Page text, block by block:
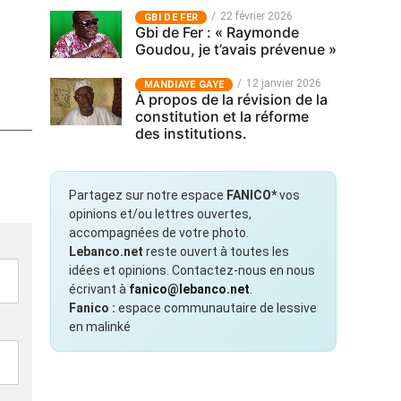
GBI DE FER 22 février 2026
Gbi de Fer : « Raymonde
Goudou, je t’avais prévenue »
MANDIAYE GAYE 12 janvier 2026
À propos de la révision de la
constitution et la réforme
des institutions.
Partagez sur notre espace FANICO*vos
opinions et/ou lettres ouvertes,
accompagnées de votre photo.
Lebanco.net reste ouvert à toutes les
idées et opinions. Contactez-nous en nous
écrivant à fanico@lebanco.net
Fanico : espace communautaire de lessive
en malinké